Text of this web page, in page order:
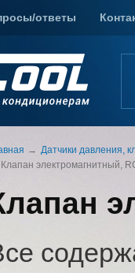
ответы
Датчики давления,
Клапан электромагнитный,